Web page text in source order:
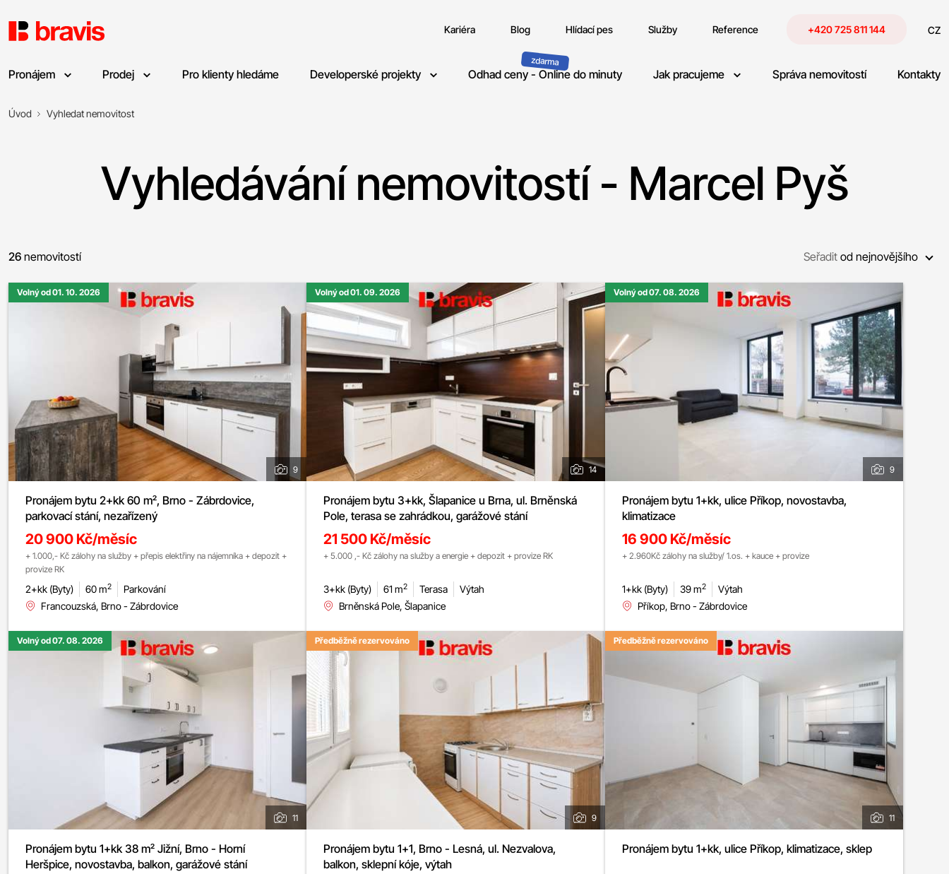
Kariéra Blog Hlídací pes Služby Reference +420 725 811 144 CZ
Pronájem Prodej Pro klienty hledáme Developerské projekty Odhad ceny - Online do minuty Jak pracujeme Správa nemovitostí Kontakty
Úvod Vyhledat nemovitost
Vyhledávání nemovitostí - Marcel Pyš
26 nemovitostí Seřadit od nejnovějšího
Volný od 01. 10. 2026
9
Pronájem bytu 2+kk 60 m², Brno - Zábrdovice,
parkovací stání, nezařízený
20 900 Kč/měsíc
+ 1.000,- Kč zálohy na služby + přepis elektřiny na nájemníka + depozit +
provize RK
2+kk (Byty) 60 m2
Parkování
Francouzská, Brno - Zábrdovice
Volný od 01. 09. 2026
14
Pronájem bytu 3+kk, Šlapanice u Brna, ul. Brněnská
Pole, terasa se zahrádkou, garážové stání
21 500 Kč/měsíc
+ 5.000 ,- Kč zálohy na služby a energie + depozit + provize RK
3+kk (Byty) 61 m2 Terasa
Výtah
Brněnská Pole, Šlapanice
Volný od 07. 08. 2026
9
Pronájem bytu 1+kk, ulice Příkop, novostavba,
klimatizace
16 900 Kč/měsíc
+ 2.960Kč zálohy na služby/ 1.os. + kauce + provize
1+kk (Byty) 39 m2
Výtah
Příkop, Brno - Zábrdovice
Volný od 07. 08. 2026
11
Pronájem bytu 1+kk 38 m² Jižní, Brno - Horní
Heršpice, novostavba, balkon, garážové stání
Předběžně rezervováno
9
Pronájem bytu 1+1, Brno - Lesná, ul. Nezvalova,
balkon, sklepní kóje, výtah
Předběžně rezervováno
11
Pronájem bytu 1+kk, ulice Příkop, klimatizace, sklep